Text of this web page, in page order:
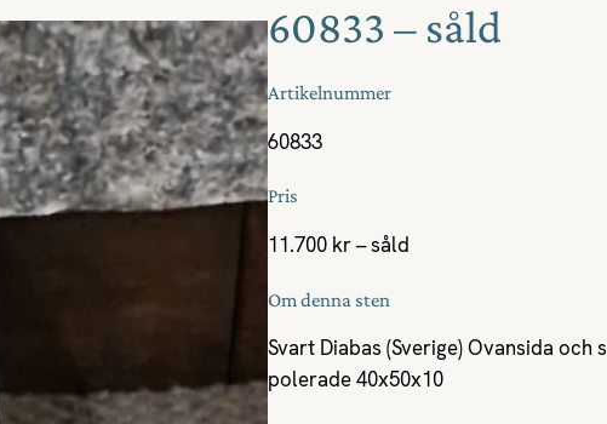
60833 – såld
Artikelnummer
60833
Pris
11.700 kr – såld
Om denna sten
Svart Diabas (Sverige) Ovansida och
polerade 40x50x10